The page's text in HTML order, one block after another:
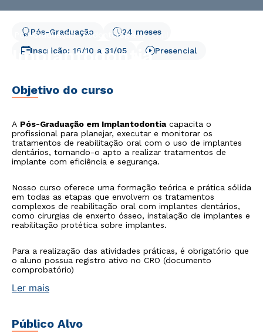
Pós-Graduação Odontologia Implantodontia
Implantodontia
24 meses
Pós-Graduação
Presencial
Inscrição: 16/10 a 31/05
Objetivo do curso
A Pós-Graduação em Implantodontiacapacita o
profissional para planejar, executar e monitorar os
tratamentos de reabilitação oral com o uso de implantes
dentários, tornando-o apto a realizar tratamentos de
implante com eficiência e segurança.
Nosso curso oferece uma formação teórica e prática sólida
em todas as etapas que envolvem os tratamentos
complexos de reabilitação oral com implantes dentários,
como cirurgias de enxerto ósseo, instalação de implantes e
reabilitação protética sobre implantes.
Para a realização das atividades práticas, é obrigatório que
o aluno possua registro ativo no CRO (documento
comprobatório)
Ler mais
Público Alvo